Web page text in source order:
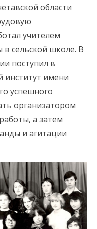
области
учителем
в сельской школе. В
поступил в
институт имени
успешного
организатором
а затем
и агитации